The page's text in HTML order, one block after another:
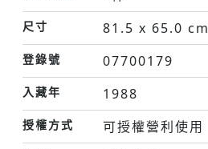
尺寸 81.5 x 65.0 cm
登錄號 07700179
入藏年 1988
授權方式 可授權營利使用